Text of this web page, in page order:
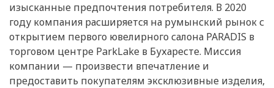
изысканные предпочтения потребителя. В 2020
году компания расширяется на румынский рынок с
открытием первого ювелирного салона PARADIS в
торговом центре ParkLake в Бухаресте. Миссия
компании — произвести впечатление и
предоставить покупателям эксклюзивные изделия,